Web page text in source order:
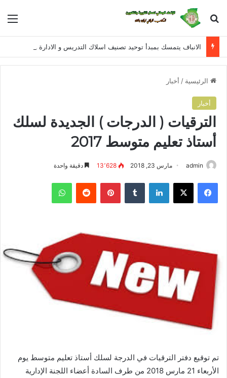
بحث عن
الرئيسية / أخبار
أخبار
الترقيات ( الدرجات ) الجديدة لسلك
أستاذ تعليم متوسط 2017
admin مارس 23, 2018 13٬628 دقيقة واحدة
فيسبوك لينكدإن بينتيريست
تم توقيع دفتر الترقيات في الدرجة لسلك أستاذ تعليم متوسط يوم
الأربعاء 21 مارس 2018 من طرف السادة أعضاء اللجنة الإدارية